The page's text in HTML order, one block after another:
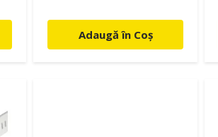
Adaugă în Coș